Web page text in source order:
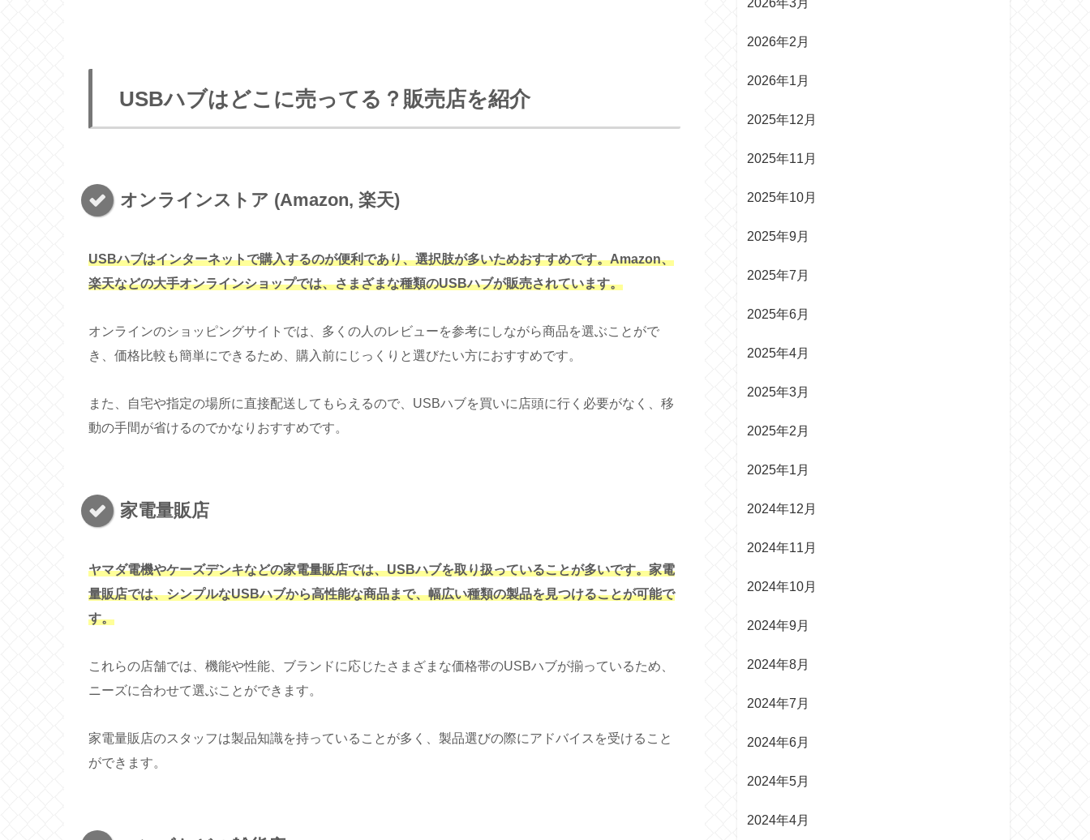
USBハブはどこに売ってる？販売店を紹介
オンラインストア (Amazon, 楽天)
USBハブはインターネットで購入するのが便利であり、選択肢が多いためおすすめです。Amazon、
楽天などの大手オンラインショップでは、さまざまな種類のUSBハブが販売されています。
オンラインのショッピングサイトでは、多くの人のレビューを参考にしながら商品を選ぶことがで
き、価格比較も簡単にできるため、購入前にじっくりと選びたい方におすすめです。
また、自宅や指定の場所に直接配送してもらえるので、USBハブを買いに店頭に行く必要がなく、移
動の手間が省けるのでかなりおすすめです。
家電量販店
ヤマダ電機やケーズデンキなどの家電量販店では、USBハブを取り扱っていることが多いです。家電
量販店では、シンプルなUSBハブから高性能な商品まで、幅広い種類の製品を見つけることが可能で
す。
これらの店舗では、機能や性能、ブランドに応じたさまざまな価格帯のUSBハブが揃っているため、
ニーズに合わせて選ぶことができます。
家電量販店のスタッフは製品知識を持っていることが多く、製品選びの際にアドバイスを受けること
ができます。
2026年3月
2026年2月
2026年1月
2025年12月
2025年11月
2025年10月
2025年9月
2025年7月
2025年6月
2025年4月
2025年3月
2025年2月
2025年1月
2024年12月
2024年11月
2024年10月
2024年9月
2024年8月
2024年7月
2024年6月
2024年5月
2024年4月